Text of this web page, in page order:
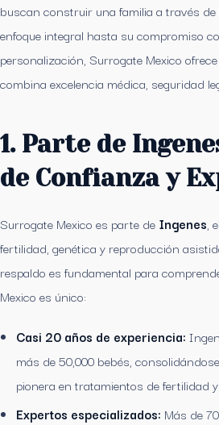
buscan construir una familia a través
enfoque integral hasta su compromiso
personalización, Surrogate Mexico
combina excelencia médica, seguridad
1. Parte de
de Confianza y
Surrogate Mexico es parte de Ingenes,
fertilidad, genética y reproducción
respaldo es fundamental para
Mexico es único:
Casi 20 años de experiencia:
más de 50,000 bebés,
pionera en tratamientos de fertilidad
Expertos especializados: Más de